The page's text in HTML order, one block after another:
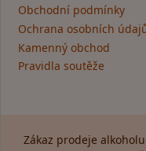
Obchodní podmínky
Ochrana osobních
Kamenný obchod
Pravidla soutěže
Zákaz prodeje